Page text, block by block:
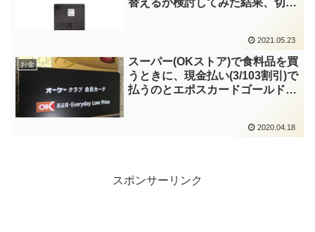
2021.05.23
お金
スーパー(OKストア)で食料品を買
うときに、現金払い(3/103割引)で
払うのとエポスカードゴールド
2020.04.18
スポンサーリンク